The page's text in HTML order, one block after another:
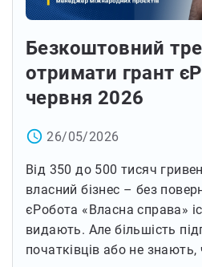
Безкоштовний
отримати грант
червня 2026
access_time 26/05/2026
Від 350 до 500 тисяч
власний бізнес – без
єРобота «Власна справа»
видають. Але більшість
початківців або не знають,